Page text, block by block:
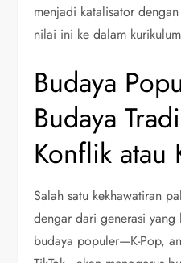
menjadi katalisator
nilai ini ke dalam
Budaya
Budaya
Konflik atau
Salah satu kekhawatiran
dengar dari generasi
budaya populer—K-Pop,